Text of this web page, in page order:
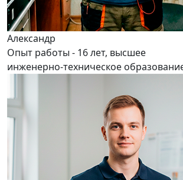
Александр
Опыт работы - 16 лет, высшее
инженерно-техническое